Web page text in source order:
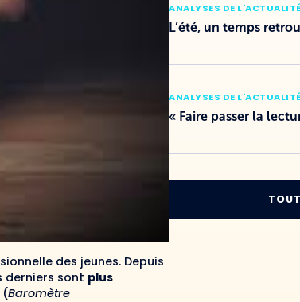
des jeunes. Depuis
derniers sont plus
(Baromètre
ANALYSES DE
L’été, un temps
ANALYSES DE
« Faire passer la